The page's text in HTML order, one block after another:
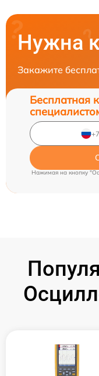
Нужна
Закажите
Бесплатная
Нажимая на кнопку